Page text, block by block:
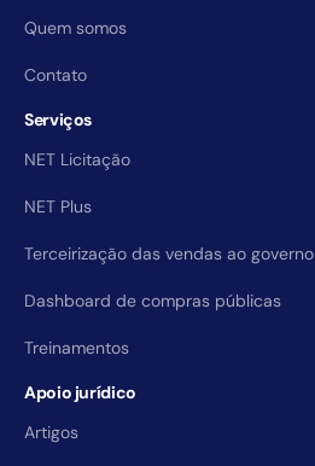
Quem somos
Contato
Serviços
NET Licitação
NET Plus
Terceirização das vendas ao governo
Dashboard de compras públicas
Treinamentos
Apoio jurídico
Artigos